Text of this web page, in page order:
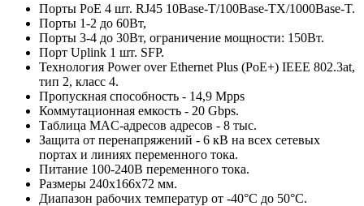
Порты PoE 4 шт. RJ45 10Base-T/100Base-TX/1000Base-T.
Порты 1-2 до 60Вт,
Порты 3-4 до 30Вт, ограничение мощности: 150Вт.
Порт Uplink 1 шт. SFP.
Технология Power over Ethernet Plus (PoE+) IEEE 802.3at,
тип 2, класс 4.
Пропускная способность - 14,9 Mpps
Коммутационная емкость - 20 Gbps.
Таблица MAC-адресов адресов - 8 тыс.
Защита от перенапряжений - 6 кВ на всех сетевых
портах и линиях переменного тока.
Питание 100-240В переменного тока.
Размеры 240x166x72 мм.
Диапазон рабочих температур от -40°C до 50°C.